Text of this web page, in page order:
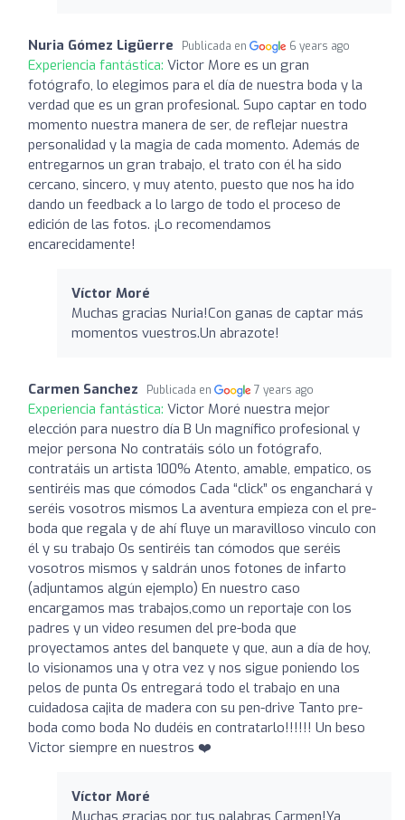
Nuria Gómez Ligüerre Publicada en 6 years ago
Experiencia fantástica: Victor More es un gran
fotógrafo, lo elegimos para el día de nuestra boda y la
verdad que es un gran profesional. Supo captar en todo
momento nuestra manera de ser, de reflejar nuestra
personalidad y la magia de cada momento. Además de
entregarnos un gran trabajo, el trato con él ha sido
cercano, sincero, y muy atento, puesto que nos ha ido
dando un feedback a lo largo de todo el proceso de
edición de las fotos. ¡Lo recomendamos
encarecidamente!
Víctor Moré
Muchas gracias Nuria!Con ganas de captar más
momentos vuestros.Un abrazote!
Carmen Sanchez Publicada en 7 years ago
Experiencia fantástica: Victor Moré nuestra mejor
elección para nuestro día B Un magnífico profesional y
mejor persona No contratáis sólo un fotógrafo,
contratáis un artista 100% Atento, amable, empatico, os
sentiréis mas que cómodos Cada “click” os enganchará y
seréis vosotros mismos La aventura empieza con el pre-
boda que regala y de ahí fluye un maravilloso vinculo con
él y su trabajo Os sentiréis tan cómodos que seréis
vosotros mismos y saldrán unos fotones de infarto
(adjuntamos algún ejemplo) En nuestro caso
encargamos mas trabajos,como un reportaje con los
padres y un video resumen del pre-boda que
proyectamos antes del banquete y que, aun a día de hoy,
lo visionamos una y otra vez y nos sigue poniendo los
pelos de punta Os entregará todo el trabajo en una
cuidadosa cajita de madera con su pen-drive Tanto pre-
boda como boda No dudéis en contratarlo!!!!!! Un beso
Victor siempre en nuestros ❤️
Víctor Moré
Muchas gracias por tus palabras Carmen!Ya